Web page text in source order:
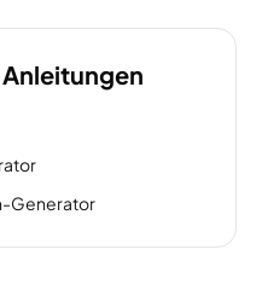
Generator